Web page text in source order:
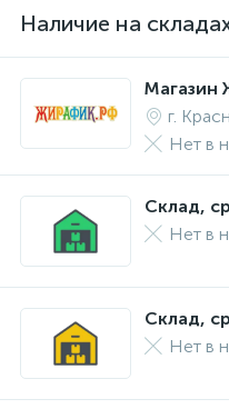
Наличие на
Магазин
г.
Нет в
Склад,
Нет в
Склад,
Нет в